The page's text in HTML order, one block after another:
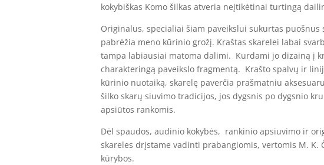
kokybiškas Komo šilkas atveria neįtikėtinai turtingą
Originalus, specialiai šiam paveikslui sukurtas puošnus
pabrėžia meno kūrinio grožį. Kraštas skarelei labai
tampa labiausiai matoma dalimi. Kurdami jo dizainą į
charakteringą paveikslo fragmentą. Krašto spalvų ir
kūrinio nuotaiką, skarelę paverčia prašmatniu
šilko skarų siuvimo tradicijos, jos dygsnis po dygsnio
apsiūtos rankomis.
Dėl spaudos, audinio kokybės, rankinio apsiuvimo ir
skareles drįstame vadinti prabangiomis, vertomis M. K.
kūrybos.